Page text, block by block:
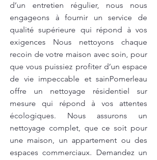
d’un entretien régulier, nous nous
engageons à fournir un service de
qualité supérieure qui répond à vos
exigences Nous nettoyons chaque
recoin de votre maison avec soin, pour
que vous puissiez profiter d’un espace
de vie impeccable et sainPomerleau
offre un nettoyage résidentiel sur
mesure qui répond à vos attentes
écologiques. Nous assurons un
nettoyage complet, que ce soit pour
une maison, un appartement ou des
espaces commerciaux. Demandez un